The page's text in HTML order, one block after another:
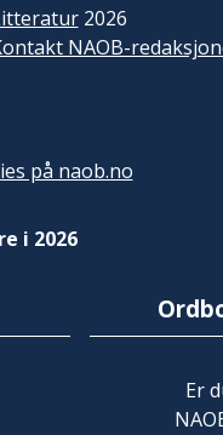
2026
NAOB-
på naob.no
i 2026
Er